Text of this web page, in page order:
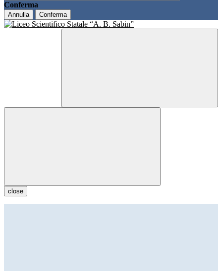
Conferma
Annulla Conferma
close